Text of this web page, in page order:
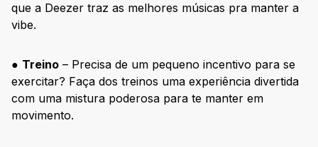
que a Deezer traz as melhores músicas pra manter a
vibe.
● Treino – Precisa de um pequeno incentivo para se
exercitar? Faça dos treinos uma experiência divertida
com uma mistura poderosa para te manter em
movimento.